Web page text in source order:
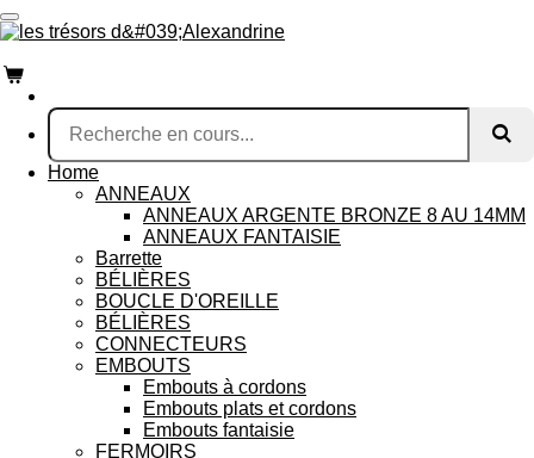
Passer
au
contenu
principal
Home
ANNEAUX
ANNEAUX ARGENTE BRONZE 8 AU 14MM
ANNEAUX FANTAISIE
Barrette
BÉLIÈRES
BOUCLE D'OREILLE
BÉLIÈRES
CONNECTEURS
EMBOUTS
Embouts à cordons
Embouts plats et cordons
Embouts fantaisie
FERMOIRS